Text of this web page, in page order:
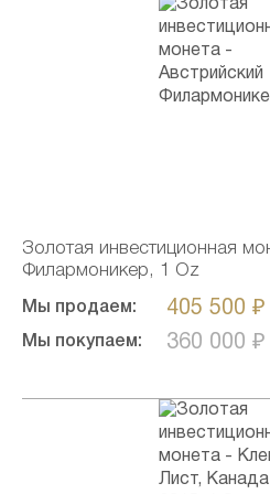
Золотая инвестиционная
Филармоникер, 1 Oz
Мы продаем: 405 500 ₽
Мы покупаем: 360 000 ₽